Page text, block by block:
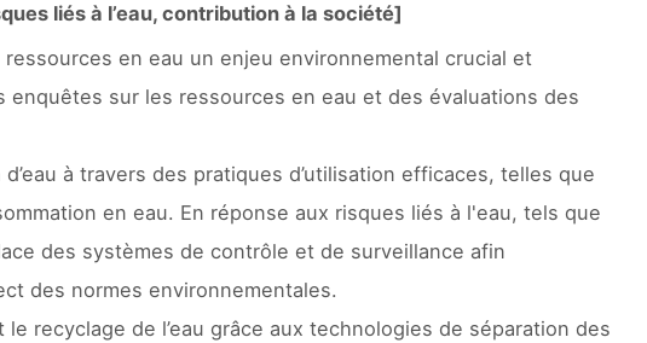
liés à l’eau, contribution à la société]
en eau un enjeu environnemental crucial et
enquêtes sur les ressources en eau et des évaluations des
à travers des pratiques d’utilisation efficaces, telles que
en eau. En réponse aux risques liés à l'eau, tels que
des systèmes de contrôle et de surveillance afin
des normes environnementales.
recyclage de l’eau grâce aux technologies de séparation des